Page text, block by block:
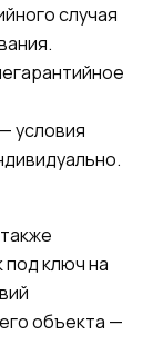
случая
условия
под ключ на
объекта —